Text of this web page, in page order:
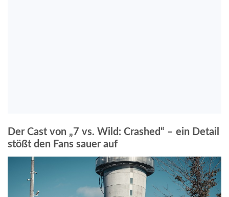
Der Cast von „7 vs. Wild: Crashed“ – ein Detail
stößt den Fans sauer auf